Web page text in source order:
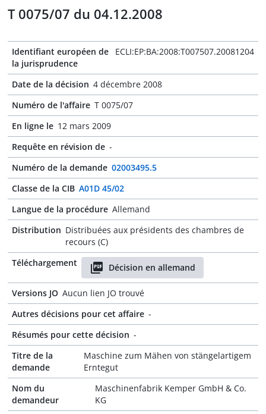
T 0075/07 du 04.12.2008
Identifiant européen de
la jurisprudence
ECLI:EP:BA:2008:T007507.20081204
Date de la décision 4 décembre 2008
Numéro de l'affaire T 0075/07
En ligne le 12 mars 2009
Requête en révision de -
Numéro de la demande 02003495.5
Classe de la CIB A01D 45/02
Langue de la procédure Allemand
Distribution Distribuées aux présidents des chambres de
recours (C)
Téléchargement
Décision en allemand
Versions JO Aucun lien JO trouvé
Autres décisions pour cet affaire -
Résumés pour cette décision -
Titre de la
demande
Maschine zum Mähen von stängelartigem
Erntegut
Nom du
demandeur
Maschinenfabrik Kemper GmbH & Co.
KG